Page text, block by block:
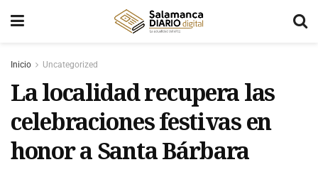
Inicio Uncategorized
La localidad recupera las
celebraciones festivas en
honor a Santa Bárbara